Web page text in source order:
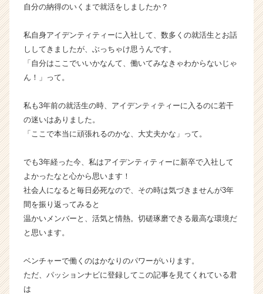
サ
ア
キ
ア
r
C
a
r
e
自分の納得のいくまで就活をしましたか？
私自身アイデンティティーに入社して、数多くの就活生とお話
ししてきましたが、ぶっちゃけ思うんです。
「自分はここでいいかなんて、働いてみなきゃわからないじゃ
ん！」って。
私も3年前の就活生の時、アイデンティティーに入るのに若干
の迷いはありました。
「ここで本当に頑張れるのかな、大丈夫かな」って。
でも3年経った今、私はアイデンティティーに新卒で入社して
よかったなと心から思います！
社会人になると毎日必死なので、その時は気づきませんが3年
間を振り返ってみると
温かいメンバーと、活気と情熱。切磋琢磨できる最高な環境だ
と思います。
ベンチャーで働くのはかなりのパワーがいります。
ただ、パッションナビに登録してこの記事を見てくれている君
は